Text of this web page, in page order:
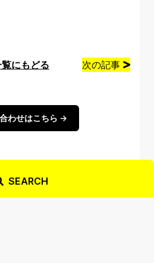
にもどる 次の記事
わせはこちら →
SEARCH